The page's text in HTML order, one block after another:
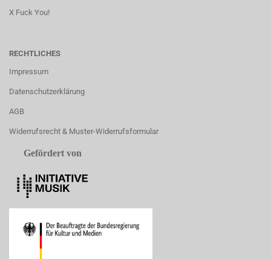
X Fuck You!
RECHTLICHES
Impressum
Datenschutzerklärung
AGB
Widerrufsrecht & Muster-Widerrufsformular
Gefördert von